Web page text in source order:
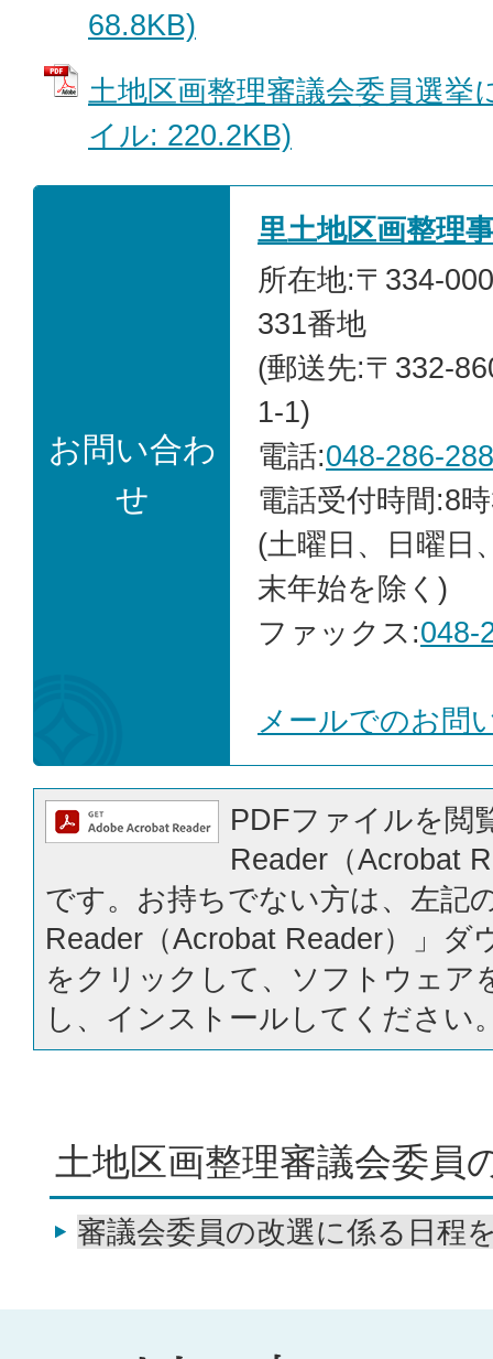
68.8KB)
土地区画整理審議会委員選挙
イル: 220.2KB)
お問い合わ
せ
里土地区画整理
所在地:〒334-
331番地
(郵送先:〒332-
1-1)
電話:048-286-
電話受付時間:8
(土曜日、日曜日
末年始を除く)
ファックス:048-
メールでのお問
PDFファイルを閲
Reader（Acrobat
です。お持ちでない方は、左記
Reader（Acrobat Reader）」ダ
をクリックして、ソフトウェア
し、インストールしてください
土地区画整理審議会委員
審議会委員の改選に係る日程